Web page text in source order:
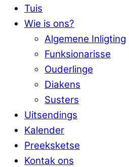
Tuis
Wie is ons?
Algemene Inligting
Funksionarisse
Ouderlinge
Diakens
Susters
Uitsendings
Kalender
Preeksketse
Kontak ons